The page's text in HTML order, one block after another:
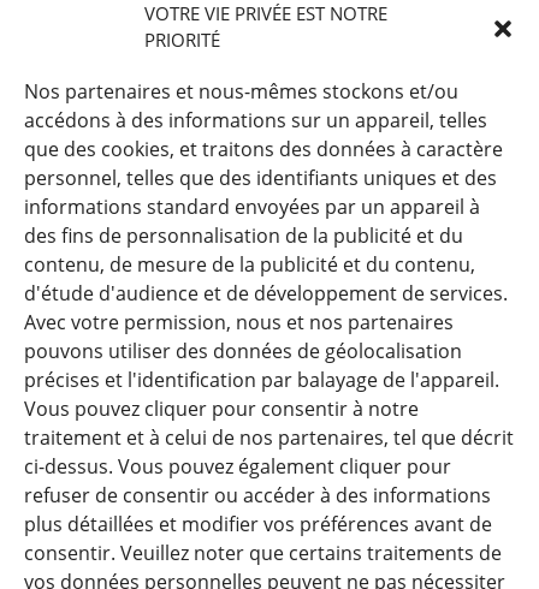
VOTRE VIE PRIVÉE EST NOTRE
PRIORITÉ
Nos partenaires et nous-mêmes stockons et/ou
accédons à des informations sur un appareil, telles
que des cookies, et traitons des données à caractère
personnel, telles que des identifiants uniques et des
informations standard envoyées par un appareil à
des fins de personnalisation de la publicité et du
contenu, de mesure de la publicité et du contenu,
d'étude d'audience et de développement de services.
Avec votre permission, nous et nos partenaires
pouvons utiliser des données de géolocalisation
précises et l'identification par balayage de l'appareil.
Vous pouvez cliquer pour consentir à notre
traitement et à celui de nos partenaires, tel que décrit
ci-dessus. Vous pouvez également cliquer pour
refuser de consentir ou accéder à des informations
plus détaillées et modifier vos préférences avant de
consentir. Veuillez noter que certains traitements de
vos données personnelles peuvent ne pas nécessiter
+49 30 54979330 INFO@FORWARDIS.COM
FORWARDIS GMBH FRANKFURT AM MAIN
KAISERSTRASSE 53, 60329 FRANKFURT AM MAIN, GERMANY
VAT : DE 813253597
+49 30 54979330 INFO@FORWARDIS.COM
FORWARDIS ROMANIA
STR. NICOLAE CARAMFIL NR.73 BUCHAREST, ROMANIA
‎ VAT : DE 813253597
INFO@FORWARDIS.COM
Communiqués de presse
Actualités